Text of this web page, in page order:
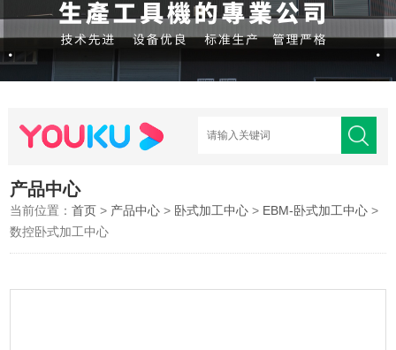
产品中心
当前位置：首页 > 产品中心 > 卧式加工中心 > EBM-卧式加工中心 >
数控卧式加工中心